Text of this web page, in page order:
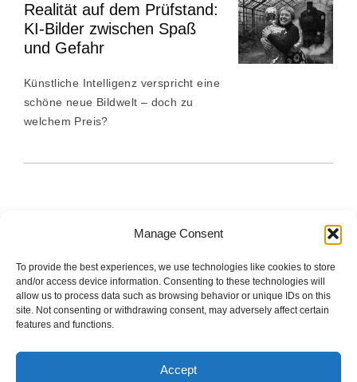
Manage Consent
To provide the best experiences, we use technologies like cookies to store
and/or access device information. Consenting to these technologies will
allow us to process data such as browsing behavior or unique IDs on this
site. Not consenting or withdrawing consent, may adversely affect certain
features and functions.
Accept
Realität auf dem Prüfstand:
KI-Bilder zwischen Spaß
und Gefahr
Künstliche Intelligenz verspricht eine
schöne neue Bildwelt – doch zu
welchem Preis?
The good stuff is on Spotify.
Impressum